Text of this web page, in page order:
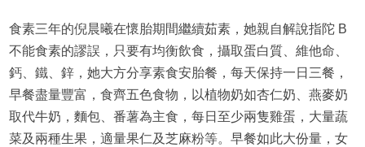
食素三年的倪晨曦在懷胎期間繼續茹素，她親自解說指陀 B
不能食素的謬誤，只要有均衡飲食，攝取蛋白質、維他命、
鈣、鐵、鋅，她大方分享素食安胎餐，每天保持一日三餐，
早餐盡量豐富，食齊五色食物，以植物奶如杏仁奶、燕麥奶
取代牛奶，麵包、番薯為主食，每日至少兩隻雞蛋，大量蔬
菜及兩種生果，適量果仁及芝麻粉等。早餐如此大份量，女